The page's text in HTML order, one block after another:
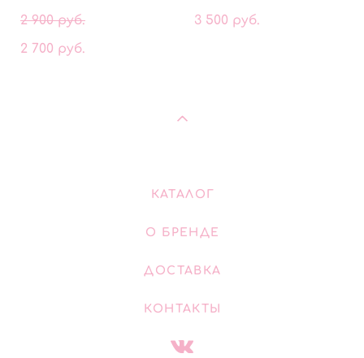
2 900 pуб.
2 700 pуб.
3 500 pуб.
КАТАЛОГ
О БРЕНДЕ
ДОСТАВКА
КОНТАКТЫ